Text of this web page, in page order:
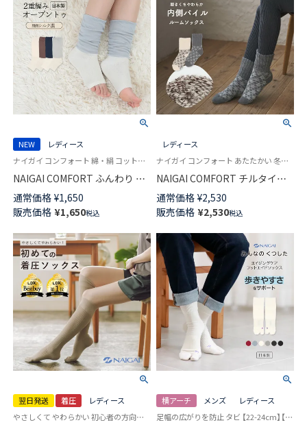
NEW
レディース
ナイガイ コンフォート 綿・絹 コットン・シルク混 足首の冷えに 空調対策 トゥーレス ソックス
NAIGAI COMFORT ふんわり 肌
側シルク ナイトソックス オー
プントゥ トゥーレス ルームソ
ックス 日本製 レディース
93072343
通常価格 ¥1,650
販売価格 ¥1,650税込
レディース
ナイガイ コンフォート あたたかい 冬用 カバーソックス 婦人 室内用 靴下
NAIGAI COMFORT チルタイム
毛混 総パイル ルームソックス
履き口ゆったり 日本製 レディ
ース 03022857
通常価格 ¥2,530
販売価格 ¥2,530税込
翌日発送 着圧
レディース
やさしくて やわらかい 初心者の方向け 着圧 ハイソックス
横アーチ メンズ
レディース
足幅の広がりを防止 タビ 【22-24cm】【24-26cm】 ユニバーサルデザイン 日本製